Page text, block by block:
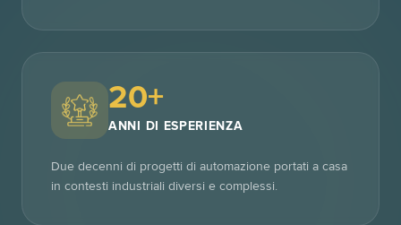
20+
ANNI DI ESPERIENZA
Due decenni di progetti di automazione portati a casa
in contesti industriali diversi e complessi.